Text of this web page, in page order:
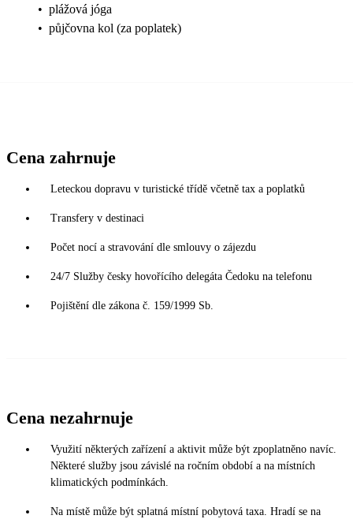
• plážová jóga
• půjčovna kol (za poplatek)
Cena zahrnuje
Leteckou dopravu v turistické třídě včetně tax a poplatků
Transfery v destinaci
Počet nocí a stravování dle smlouvy o zájezdu
24/7 Služby česky hovořícího delegáta Čedoku na telefonu
Pojištění dle zákona č. 159/1999 Sb.
Cena nezahrnuje
Využití některých zařízení a aktivit může být zpoplatněno navíc.
Některé služby jsou závislé na ročním období a na místních
klimatických podmínkách.
Na místě může být splatná místní pobytová taxa. Hradí se na